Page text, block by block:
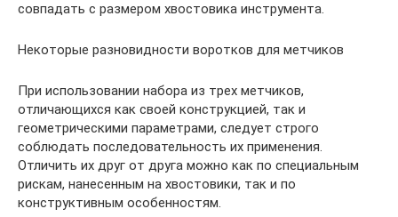
совпадать с размером хвостовика инструмента.
Некоторые разновидности воротков для метчиков
При использовании набора из трех метчиков,
отличающихся как своей конструкцией, так и
геометрическими параметрами, следует строго
соблюдать последовательность их применения.
Отличить их друг от друга можно как по специальным
рискам, нанесенным на хвостовики, так и по
конструктивным особенностям.